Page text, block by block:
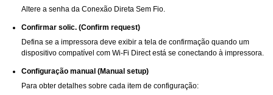
Altere a senha da Conexão Direta Sem Fio.
Confirmar solic. (Confirm request)
Defina se aimpressora deve exibir a tela de confirmação quando um
dispositivo compatível comWi-Fi Direct está se conectando àimpressora.
Configuração manual (Manual setup)
Para obter detalhes sobre cada item de configuração: